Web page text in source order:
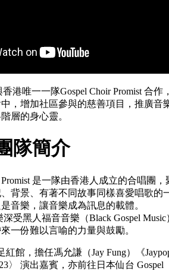
港唯一一隊Gospel Choir Promist 合作
，增加社區參與的慈善項目，推廣音
層的身心靈。
隊簡介
是一隊由香港人成立的合唱團，
背景、有著不同故事同樣喜愛唱歌的
音樂，讓音樂成為訊息的載體。
深受黑人福音音樂（Black Gospel Music
一份難以言喻的力量與鼓勵。
紅館，擔任馮允謙（Jay Fung）《
〉 演出嘉賓，亦前往日本仙台 Gospel